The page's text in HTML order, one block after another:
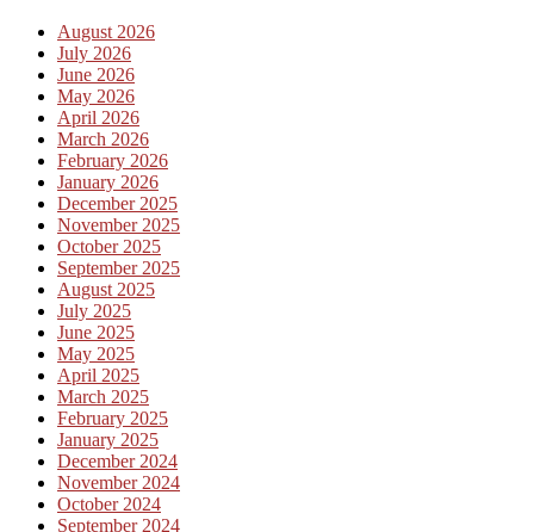
August 2026
July 2026
June 2026
May 2026
April 2026
March 2026
February 2026
January 2026
December 2025
November 2025
October 2025
September 2025
August 2025
July 2025
June 2025
May 2025
April 2025
March 2025
February 2025
January 2025
December 2024
November 2024
October 2024
September 2024